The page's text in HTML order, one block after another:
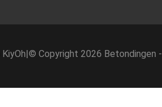
KiyOh|© Copyright 2026 Betondingen -